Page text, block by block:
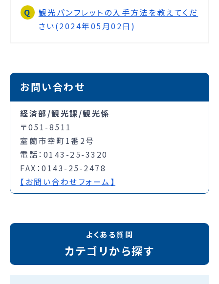
観光パンフレットの入手方法を教えてくだ
さい(2024年05月02日)
お問い合わせ
経済部/観光課/観光係
〒051-8511
室蘭市幸町1番2号
電話：0143-25-3320
FAX：0143-25-2478
【お問い合わせフォーム】
よくある質問
カテゴリから探す